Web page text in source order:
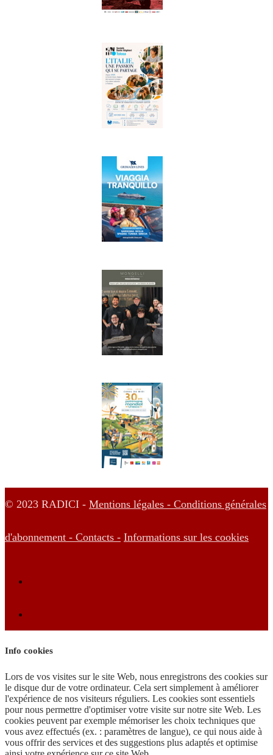
© 2023 RADICI - Mentions légales - Conditions générales
d'abonnement - Contacts - Informations sur les cookies
Info cookies
Lors de vos visites sur le site Web, nous enregistrons des cookies sur
le disque dur de votre ordinateur. Cela sert simplement à améliorer
l'expérience de nos visiteurs réguliers. Les cookies sont essentiels
pour nous permettre d'optimiser votre visite sur notre site Web. Les
cookies peuvent par exemple mémoriser les choix techniques que
vous avez effectués (ex. : paramètres de langue), ce qui nous aide à
vous offrir des services et des suggestions plus adaptés et optimise